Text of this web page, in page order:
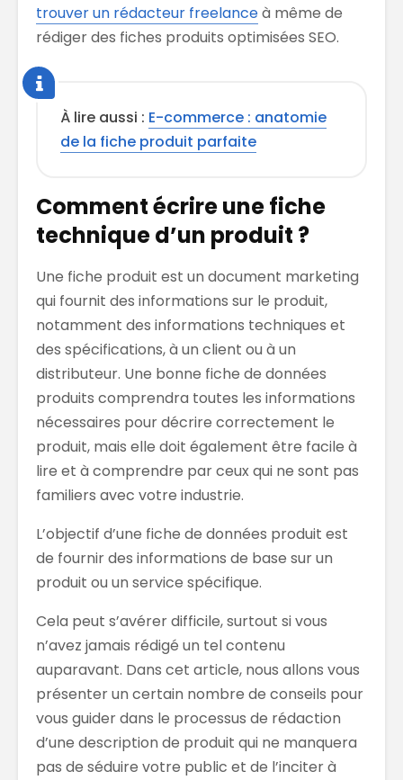
trouver un rédacteur freelanceà même de
rédiger des fiches produits optimisées SEO.
À lire aussi : E-commerce : anatomie
de la fiche produit parfaite
Comment écrire une fiche
technique d’un produit ?
Une fiche produit est un document marketing
qui fournit des informations sur le produit,
notamment des informations techniques et
des spécifications, à un client ou à un
distributeur. Une bonne fiche de données
produits comprendra toutes les informations
nécessaires pour décrire correctement le
produit, mais elle doit également être facile à
lire et à comprendre par ceux qui ne sont pas
familiers avec votre industrie.
L’objectif d’une fiche de données produit est
de fournir des informations de base sur un
produit ou un service spécifique.
Cela peut s’avérer difficile, surtout si vous
n’avez jamais rédigé un tel contenu
auparavant. Dans cet article, nous allons vous
présenter un certain nombre de conseils pour
vous guider dans le processus de rédaction
d’une description de produit qui ne manquera
pas de séduire votre public et de l’inciter à